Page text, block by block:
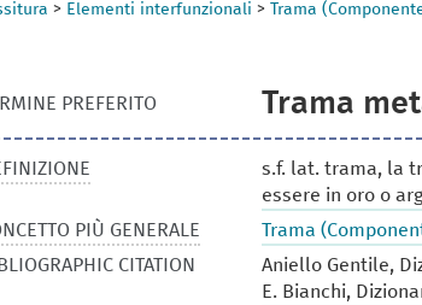
> Elementi interfunzionali > Trama
PREFERITO Trama
s.f. lat. trama, la
essere in oro o
PIÙ GENERALE
Trama
CITATION
Aniello Gentile,
E. Bianchi,